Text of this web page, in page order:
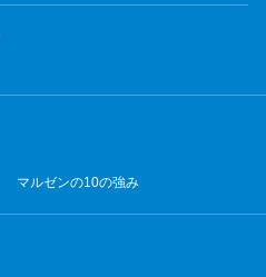
マルゼンの10の強み